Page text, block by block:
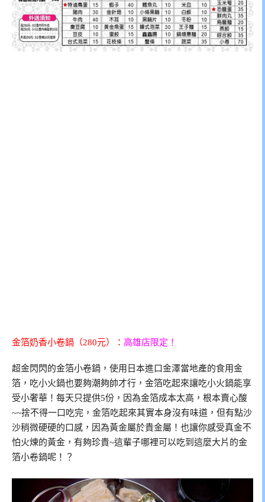
金箔奶香小卷鍋（280元）： 高雄店限定！
超金閃閃的金箔小卷鍋，使用日本進口金澤當地產的食用金
箔，吃小火鍋也要夠潮夠帥才行，金箔吃起來讓吃小火鍋能享
受小奢華！每天只提供5份，因為金箔成本太高，根本賣心酸
~~捨不得一口吃完，金箔吃起來其實本身沒有味道，但有點沙
沙稍微硬硬的口感，因為黃金屬於貴金屬！也讓你感受真金不
怕火煉的黃金，有夠珍貴~這輩子哪裡可以吃到這麼大片的金
箔小卷鍋呢！？